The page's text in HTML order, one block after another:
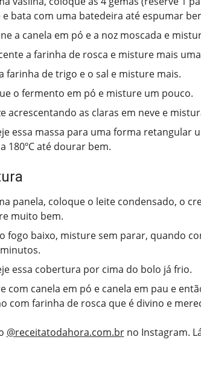
e bata com uma batedeira até espumar
a canela em pó e a noz moscada e
a farinha de rosca e misture mais
farinha de trigo e o sal e misture mais.
o fermento em pó e misture um pouco.
acrescentando as claras em neve e
essa massa para uma forma retangular
180ºC até dourar bem.
panela, coloque o leite condensado, o
muito bem.
fogo baixo, misture sem parar, quando
essa cobertura por cima do bolo já frio.
com canela em pó e canela em pau e
com farinha de rosca que é divino e
@receitatodahora.com.brno Instagram.